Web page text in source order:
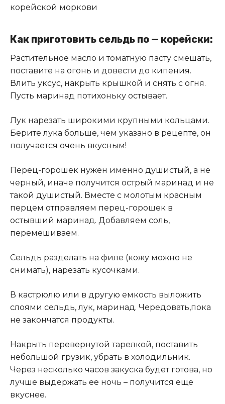
корейской моркови
Как приготовить сельдь по — корейски:
Растительное масло и томатную пасту смешать,
поставите на огонь и довести до кипения.
Влить уксус, накрыть крышкой и снять с огня.
Пусть маринад потихоньку остывает.
Лук нарезать широкими крупными кольцами.
Берите лука больше, чем указано в рецепте, он
получается очень вкусным!
Перец-горошек нужен именно душистый, а не
черный, иначе получится острый маринад и не
такой душистый. Вместе с молотым красным
перцем отправляем перец-горошек в
остывший маринад. Добавляем соль,
перемешиваем.
Сельдь разделать на филе (кожу можно не
снимать), нарезать кусочками.
В кастрюлю или в другую емкость выложить
слоями сельдь, лук, маринад. Чередовать,пока
не закончатся продукты.
Накрыть перевернутой тарелкой, поставить
небольшой грузик, убрать в холодильник.
Через несколько часов закуска будет готова, но
лучше выдержать ее ночь – получится еще
вкуснее.